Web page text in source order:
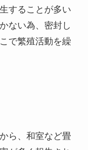
することが多い
ない為、密封し
で繁殖活動を繰
ら、和室など畳